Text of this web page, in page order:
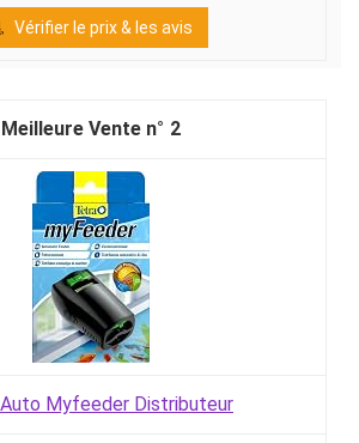
Vérifier le prix & les avis
2
Myfeeder Distributeur